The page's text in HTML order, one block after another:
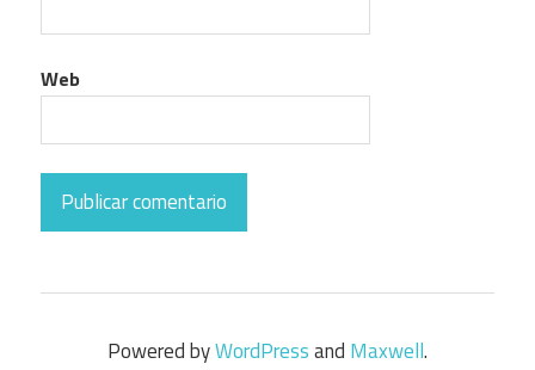
Web
Powered byWordPressand Maxwell.